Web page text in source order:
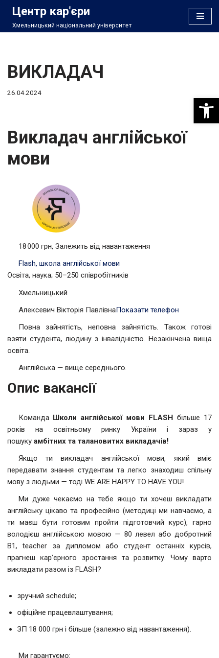
Перейти
Центр кар'єри
Хмельницький національний університет
ВИКЛАДАЧ
26.04.2024
Викладач англійської
мови
18 000 грн, Залежить від навантаження
Flash, школа англійської мови
Освіта, наука; 50–250 співробітників
Хмельницький
Алексевич Вікторія ПавлівнаПоказати телефон
Повна зайнятість, неповна зайнятість. Також готові
взяти студента, людину з інвалідністю. Незакінчена вища
освіта.
Англійська — вище середнього.
Опис вакансії
Команда Школи англійської мови FLASH більше 17
років на освітньому ринку України і зараз у
пошуку амбітних та талановитих викладачів!
Якщо ти викладач англійської мови, який вміє
передавати знання студентам та легко знаходиш спільну
мову з людьми — тоді WE ARE HAPPY TO HAVE YOU!
Ми дуже чекаємо на тебе якщо ти хочеш викладати
англійську цікаво та професійно (методиці ми навчаємо, а
ти маєш бути готовим пройти підготовчий курс), гарно
володієш англійською мовою — 80 левел або добротний
В1, teacher за дипломом або студент останніх курсів,
прагнеш кар’єрного зростання та розвитку. Чому варто
викладати разом із FLASH?
зручний schedule;
офіційне працевлаштування;
ЗП 18 000 грн і більше (залежно від навантаження).
Ми гарантуємо: